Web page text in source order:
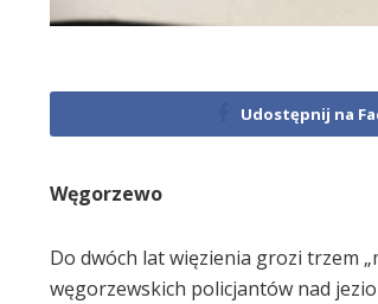
Udostępnij na
Węgorzewo
Do dwóch lat więzienia grozi trzem
węgorzewskich policjantów nad